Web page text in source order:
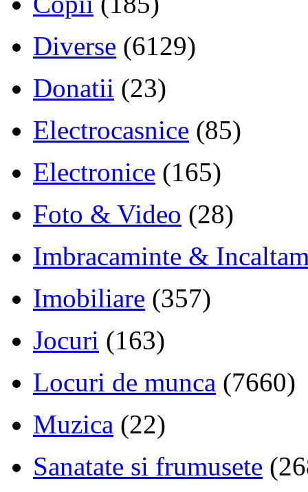
Diverse (6129)
Donatii (23)
Electrocasnice (85)
Electronice (165)
Foto & Video (28)
Imbracaminte &
Imobiliare (357)
Jocuri (163)
Locuri de munca (7660)
Muzica (22)
Sanatate si frumusete